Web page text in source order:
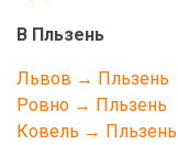
В Пльзень
Львов → Пльзень
Ровно → Пльзень
Ковель → Пльзень